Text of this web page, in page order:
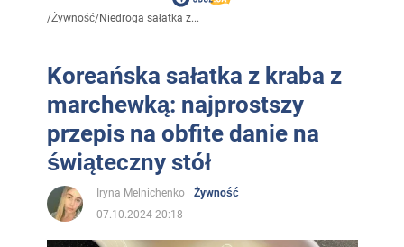
/Żywność/Niedroga sałatka z...
Koreańska sałatka z kraba z
marchewką: najprostszy
przepis na obfite danie na
świąteczny stół
Iryna Melnichenko
Żywność
07.10.2024 20:18